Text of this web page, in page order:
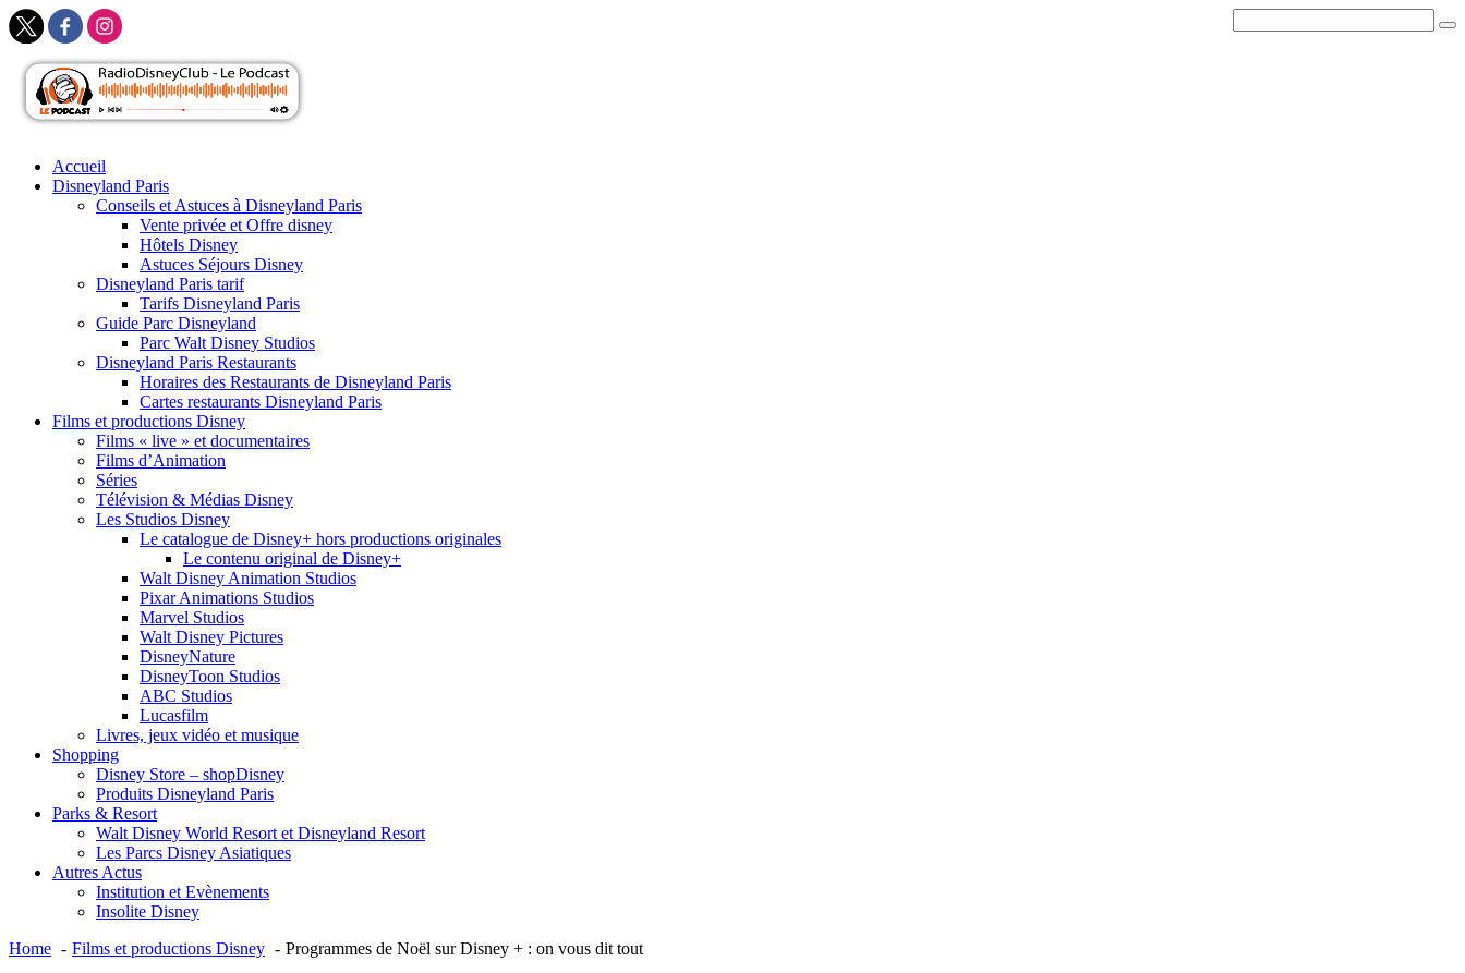
Skip
Accueil
Disneyland Paris
Conseils et Astuces à Disneyland Paris
Vente privée et Offre disney
Hôtels Disney
Astuces Séjours Disney
Disneyland Paris tarif
Tarifs Disneyland Paris
Guide Parc Disneyland
Parc Walt Disney Studios
Disneyland Paris Restaurants
Horaires des Restaurants de Disneyland Paris
Cartes restaurants Disneyland Paris
Films et productions Disney
Films « live » et documentaires
Films d’Animation
Séries
Télévision & Médias Disney
Les Studios Disney
Le catalogue de Disney+ hors productions originales
Le contenu original de Disney+
Walt Disney Animation Studios
Pixar Animations Studios
Marvel Studios
Walt Disney Pictures
DisneyNature
DisneyToon Studios
ABC Studios
Lucasfilm
Livres, jeux vidéo et musique
Shopping
Disney Store – shopDisney
Produits Disneyland Paris
Parks & Resort
Walt Disney World Resort et Disneyland Resort
Les Parcs Disney Asiatiques
Autres Actus
Institution et Evènements
Insolite Disney
Home
Films et productions Disney Programmes de Noël sur Disney + : on vous dit tout